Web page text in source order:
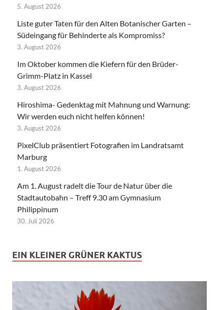
5. August 2026
Liste guter Taten für den Alten Botanischer Garten –
Südeingang für Behinderte als Kompromiss?
3. August 2026
Im Oktober kommen die Kiefern für den Brüder-
Grimm-Platz in Kassel
3. August 2026
Hiroshima- Gedenktag mit Mahnung und Warnung:
Wir werden euch nicht helfen können!
3. August 2026
PixelClub präsentiert Fotografien im Landratsamt
Marburg
1. August 2026
Am 1. August radelt die Tour de Natur über die
Stadtautobahn – Treff 9.30 am Gymnasium
Philippinum
30. Juli 2026
EIN KLEINER GRÜNER KAKTUS